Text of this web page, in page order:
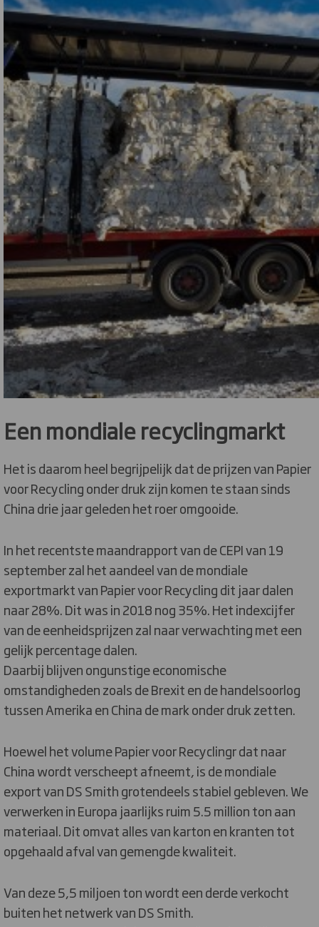
Een mondiale recyclingmarkt
Het is daarom heel begrijpelijk dat de prijzen van Papier
voor Recycling onder druk zijn komen te staan sinds
China drie jaar geleden het roer omgooide.
In het recentste maandrapport van de CEPI van 19
september zal het aandeel van de mondiale
exportmarkt van Papier voor Recycling dit jaar dalen
naar 28%. Dit was in 2018 nog 35%. Het indexcijfer
van de eenheidsprijzen zal naar verwachting met een
gelijk percentage dalen.
Daarbij blijven ongunstige economische
omstandigheden zoals de Brexit en de handelsoorlog
tussen Amerika en China de mark onder druk zetten.
Hoewel het volume Papier voor Recyclingr dat naar
China wordt verscheept afneemt, is de mondiale
export van DS Smith grotendeels stabiel gebleven. We
verwerken in Europa jaarlijks ruim 5.5 million ton aan
materiaal. Dit omvat alles van karton en kranten tot
opgehaald afval van gemengde kwaliteit.
Van deze 5,5 miljoen ton wordt een derde verkocht
buiten het netwerk van DS Smith.